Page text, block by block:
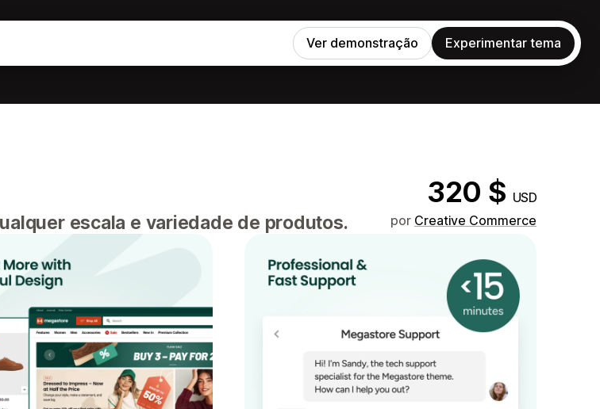
Ver demonstração Experimentar tema
320 $ USD
escala e variedade de produtos. por Creative Commerce